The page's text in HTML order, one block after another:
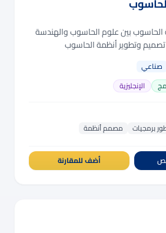
بين علوم الحاسوب والهندسة
تصميم وتطوير أنظمة الحاسوب
صناعي
الإنجليزية
برمجيات مصمم أنظمة
أضف للمقارنة